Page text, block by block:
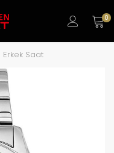
0
Erkek Saat